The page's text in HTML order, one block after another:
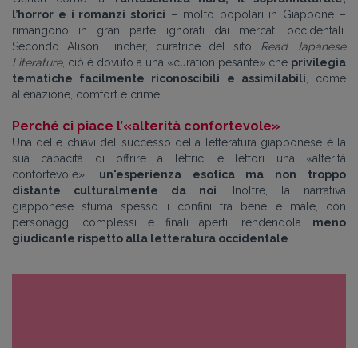
l’horror e i romanzi storici – molto popolari in Giappone –
rimangono in gran parte ignorati dai mercati occidentali.
Secondo Alison Fincher, curatrice del sito Read Japanese
Literature, ciò è dovuto a una «curation pesante» che privilegia
tematiche facilmente riconoscibili e assimilabili , come
alienazione, comfort e crime.
Perché ci piace l’«alterità confortevole»
Una delle chiavi del successo della letteratura giapponese è la
sua capacità di offrire a lettrici e lettori una «alterità
confortevole»: un'esperienza esotica ma non troppo
distante culturalmente da noi . Inoltre, la narrativa
giapponese sfuma spesso i confini tra bene e male, con
personaggi complessi e finali aperti, rendendola meno
giudicante rispetto alla letteratura occidentale